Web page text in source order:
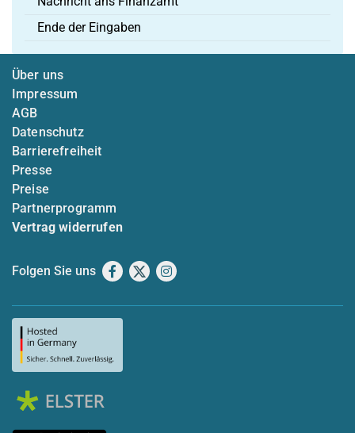
Ende der Eingaben
Über uns
Impressum
AGB
Datenschutz
Barrierefreiheit
Presse
Preise
Partnerprogramm
Vertrag widerrufen
Folgen Sie uns Facebook
X Instagram